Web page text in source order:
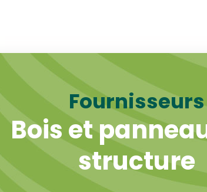
Fournisseurs
Bois et
structure